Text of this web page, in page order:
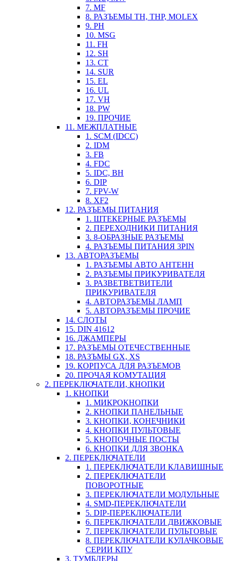
7. MF
8. РАЗЪЕМЫ TH, THP, MOLEX
9. PH
10. MSG
11. FH
12. SH
13. CT
14. SUR
15. EL
16. UL
17. VH
18. PW
19. ПРОЧИЕ
11. МЕЖПЛАТНЫЕ
1. SCM (IDCC)
2. IDM
3. FB
4. FDC
5. IDC, BH
6. DIP
7. FPV-W
8. XF2
12. РАЗЪЕМЫ ПИТАНИЯ
1. ШТЕКЕРНЫЕ РАЗЪЕМЫ
2. ПЕРЕХОДНИКИ ПИТАНИЯ
3. 8-ОБРАЗНЫЕ РАЗЪЕМЫ
4. РАЗЪЕМЫ ПИТАНИЯ 3PIN
13. АВТОРАЗЪЕМЫ
1. РАЗЪЕМЫ АВТО АНТЕНН
2. РАЗЪЕМЫ ПРИКУРИВАТЕЛЯ
3. РАЗВЕТВЕТВИТЕЛИ
ПРИКУРИВАТЕЛЯ
4. АВТОРАЗЪЕМЫ ЛАМП
5. АВТОРАЗЪЕМЫ ПРОЧИЕ
14. СЛОТЫ
15. DIN 41612
16. ДЖАМПЕРЫ
17. РАЗЪЕМЫ ОТЕЧЕСТВЕННЫЕ
18. РАЗЪМЫ GX, XS
19. КОРПУСА ДЛЯ РАЗЪЕМОВ
20. ПРОЧАЯ КОМУТАЦИЯ
2. ПЕРЕКЛЮЧАТЕЛИ, КНОПКИ
1. КНОПКИ
1. МИКРОКНОПКИ
2. КНОПКИ ПАНЕЛЬНЫЕ
3. КНОПКИ, КОНЕЧНИКИ
4. КНОПКИ ПУЛЬТОВЫЕ
5. КНОПОЧНЫЕ ПОСТЫ
6. КНОПКИ ДЛЯ ЗВОНКА
2. ПЕРЕКЛЮЧАТЕЛИ
1. ПЕРЕКЛЮЧАТЕЛИ КЛАВИШНЫЕ
2. ПЕРЕКЛЮЧАТЕЛИ
ПОВОРОТНЫЕ
3. ПЕРЕКЛЮЧАТЕЛИ МОДУЛЬНЫЕ
4. SMD-ПЕРЕКЛЮЧАТЕЛИ
5. DIP-ПЕРЕКЛЮЧАТЕЛИ
6. ПЕРЕКЛЮЧАТЕЛИ ДВИЖКОВЫЕ
7. ПЕРЕКЛЮЧАТЕЛИ ПУЛЬТОВЫЕ
8. ПЕРЕКЛЮЧАТЕЛИ КУЛАЧКОВЫЕ
СЕРИИ КПУ
3. ТУМБЛЕРЫ